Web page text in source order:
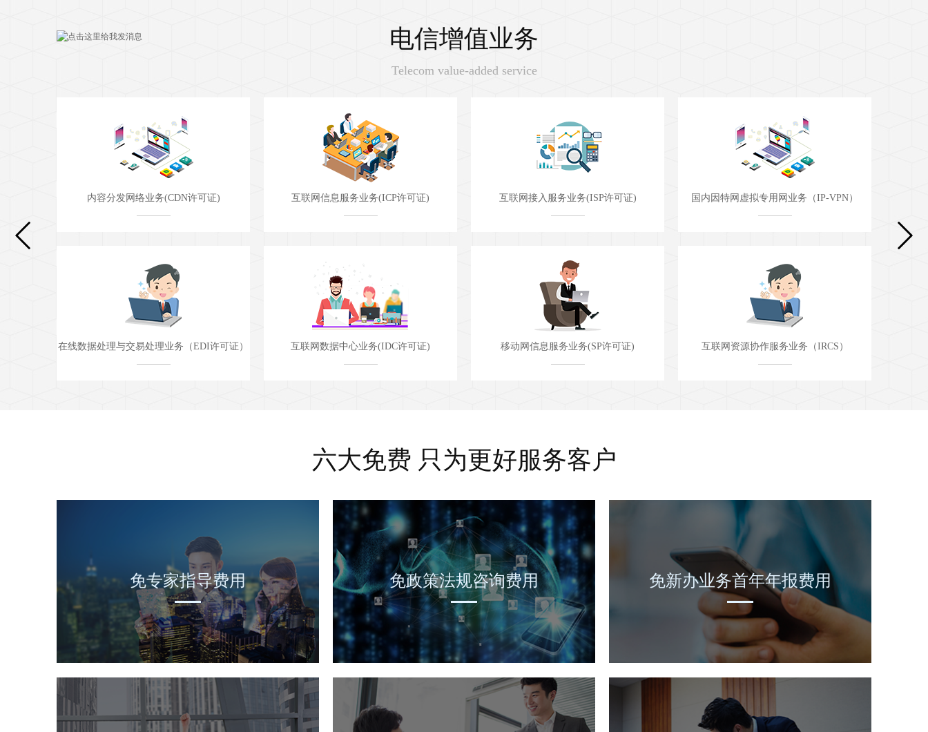
电信增值业务
Telecom value-added service
互联网信息服务业务(ICP许可证)
互联网数据中心业务(IDC许可证)
互联网接入服务业务(ISP许可证)
移动网信息服务业务(SP许可证)
国内因特网虚拟专用网业务（IP-VPN）
互联网资源协作服务业务（IRCS）
固定网国内数据传送业务
国内甚小口径终端地球站(VSAT)通信业务
六大免费 只为更好服务客户
免专家指导费用 免政策法规咨询费用 免新办业务首年年报费用